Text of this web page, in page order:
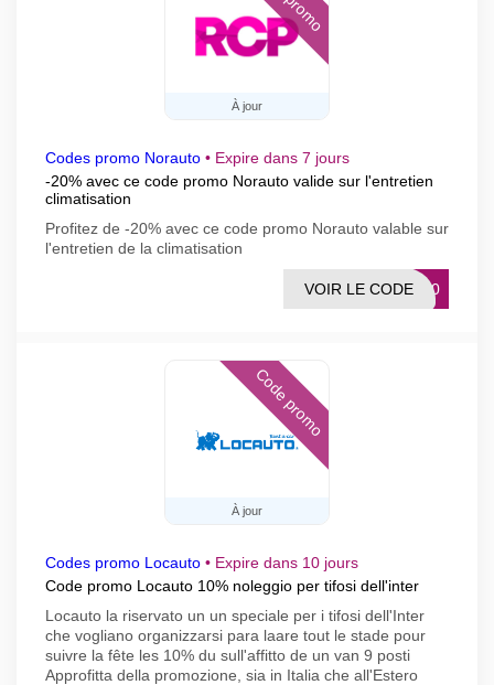
À jour
Codes promo Norauto • Expire dans 7 jours
-20% avec ce code promo Norauto valide sur l'entretien
climatisation
Profitez de -20% avec ce code promo Norauto valable sur
l'entretien de la climatisation
IM20
VOIR LE CODE
À jour
Code promo
Codes promo Locauto • Expire dans 10 jours
Code promo Locauto 10% noleggio per tifosi dell'inter
Locauto la riservato un un speciale per i tifosi dell'Inter
che vogliano organizzarsi para laare tout le stade pour
suivre la fête les 10% du sull'affitto de un van 9 posti
Approfitta della promozione, sia in Italia che all'Estero